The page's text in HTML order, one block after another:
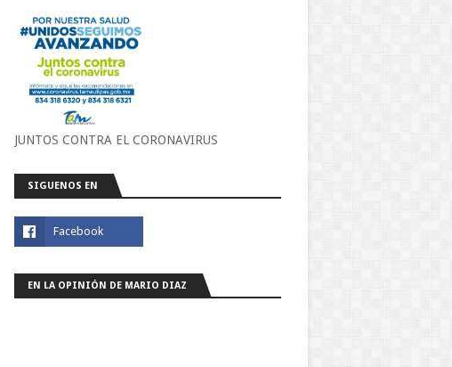
JUNTOS CONTRA EL CORONAVIRUS
SIGUENOS EN
EN LA OPINIÓN DE MARIO DIAZ